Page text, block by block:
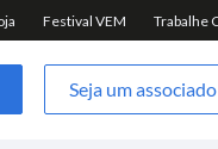
Seja um associado